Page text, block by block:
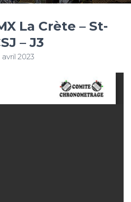
La Crète – St-
– J3
avril 2023